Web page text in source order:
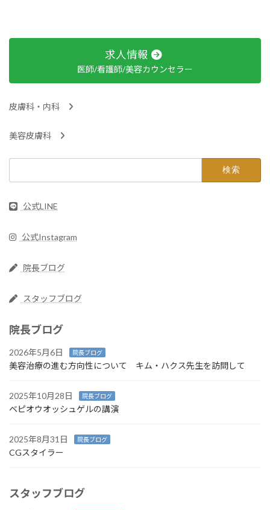
求人情報
医師/看護師/美容カウンセラー
皮膚科・内科
美容皮膚科
公式LINE
公式Instagram
院長ブログ
スタッフブログ
院長ブログ
2026年5月6日 院長ブログ
美容治療の進む方向性について キム・ハクス先生を訪問して
2025年10月28日 院長ブログ
ベピオウオッシュゲルの講演
2025年8月31日 院長ブログ
CGスタイラー
スタッフブログ